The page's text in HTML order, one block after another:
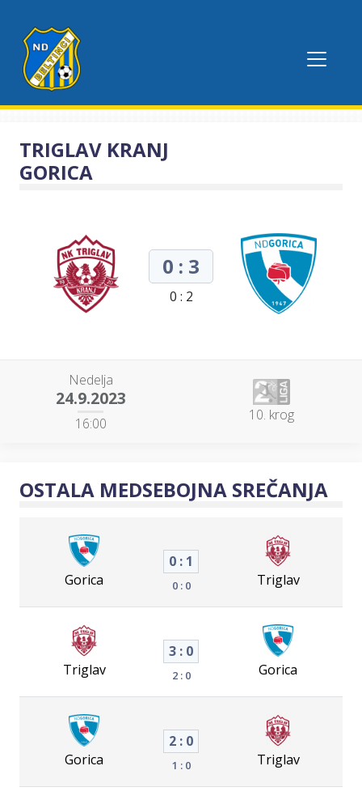
TRIGLAV KRANJ
GORICA
0 : 3
0 : 2
Nedelja
24.9.2023
16:00 10. krog
OSTALA MEDSEBOJNA SREČANJA
Gorica
0 : 1
0 : 0 Triglav
Triglav
3 : 0
2 : 0 Gorica
Gorica
2 : 0
1 : 0 Triglav